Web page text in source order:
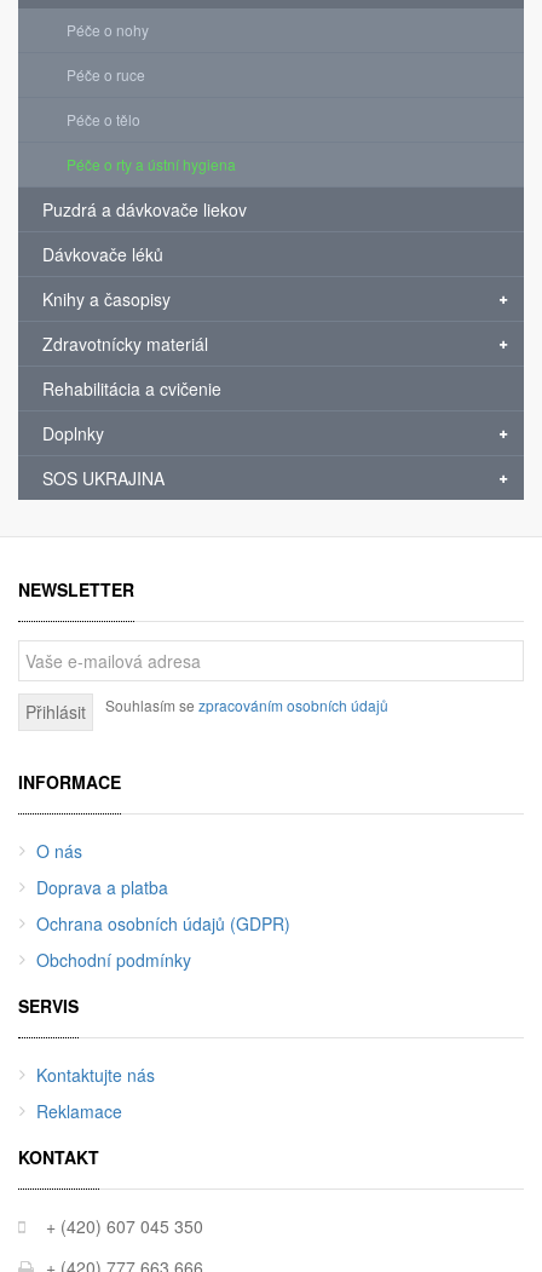
Péče o nohy
Péče o ruce
Péče o tělo
Péče o rty a ústní hygiena
Puzdrá a dávkovače liekov
Dávkovače léků
Knihy a časopisy
Zdravotnícky materiál
Rehabilitácia a cvičenie
Doplnky
SOS UKRAJINA
NEWSLETTER
Přihlásit Souhlasím se zpracováním osobních údajů
INFORMACE
O nás
Doprava a platba
Ochrana osobních údajů (GDPR)
Obchodní podmínky
SERVIS
Kontaktujte nás
Reklamace
KONTAKT
+ (420) 607 045 350
+ (420) 777 663 666